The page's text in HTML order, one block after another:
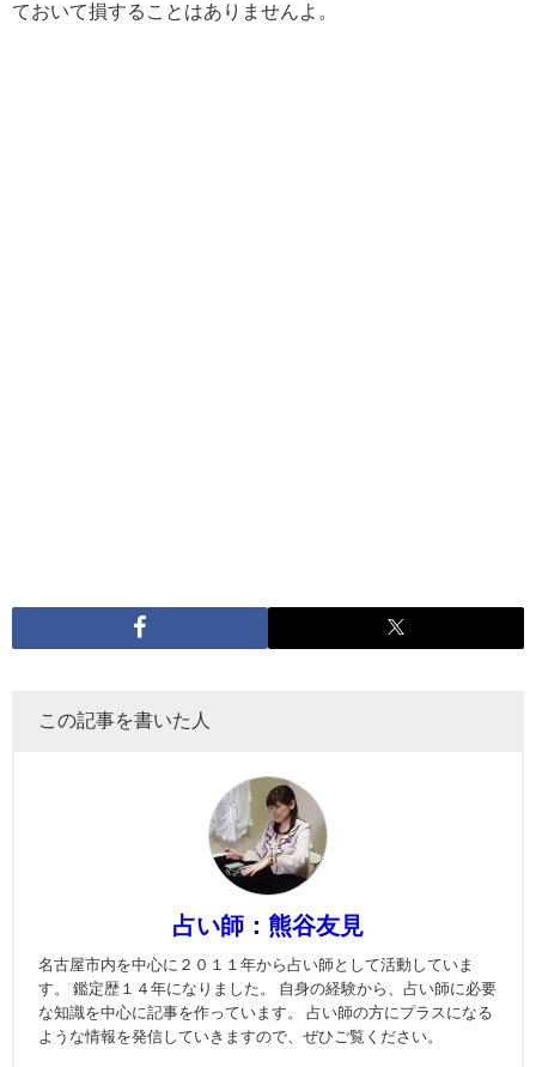
ておいて損することはありませんよ。
この記事を書いた人
占い師：熊谷友見
名古屋市内を中心に２０１１年から占い師として活動していま
す。 鑑定歴１４年になりました。 自身の経験から、占い師に必要
な知識を中心に記事を作っています。 占い師の方にプラスになる
ような情報を発信していきますので、ぜひご覧ください。